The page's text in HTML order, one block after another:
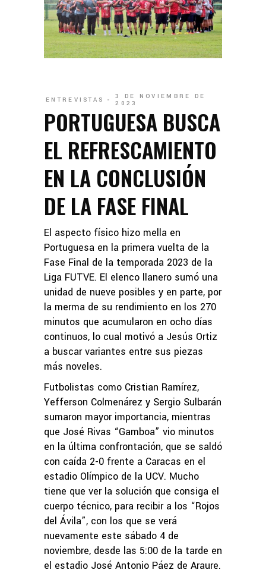
ENTREVISTAS
3 DE NOVIEMBRE DE
2023
PORTUGUESA BUSCA
EL REFRESCAMIENTO
EN LA CONCLUSIÓN
DE LA FASE FINAL
El aspecto físico hizo mella en
Portuguesa en la primera vuelta de la
Fase Final de la temporada 2023 de la
Liga FUTVE. El elenco llanero sumó una
unidad de nueve posibles y en parte, por
la merma de su rendimiento en los 270
minutos que acumularon en ocho días
continuos, lo cual motivó a Jesús Ortiz
a buscar variantes entre sus piezas
más noveles.
Futbolistas como Cristian Ramírez,
Yefferson Colmenárez y Sergio Sulbarán
sumaron mayor importancia, mientras
que José Rivas “Gamboa” vio minutos
en la última confrontación, que se saldó
con caída 2-0 frente a Caracas en el
estadio Olímpico de la UCV. Mucho
tiene que ver la solución que consiga el
cuerpo técnico, para recibir a los “Rojos
del Ávila”, con los que se verá
nuevamente este sábado 4 de
noviembre, desde las 5:00 de la tarde en
el estadio José Antonio Páez de Araure.